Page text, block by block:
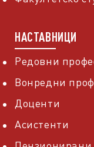
НАСТАВНИЦИ
Редовни
Вонредни
Доценти
Асистенти